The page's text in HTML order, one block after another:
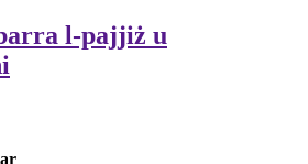
l-pajjiż u